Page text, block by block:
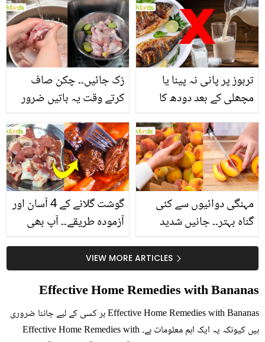
بنانے کے چند قدرتی طریقے
انگیز طبی فوائد
رُک جائیں۔۔ چکن صاف
کرتے وقت یہ باتیں ضرور
تربوز پر پانی نہ پینا یا
مچھلی کے بعد دودھ کا
سے متعلق غلط فہمیوں کی
حقیقت کیا ہے اور افواہ
کیا؟
گوشت گلانے کے 4 آسان اور
آزمودہ طریقے۔۔ آپ بھی
بتائے راز
مہنگی دوائیوں سے کئی
گناہ بہتر۔۔ جانیں شدید
کیوں کھانا چاہیے؟ VIEW MORE ARTICLES
Effective Home Remedies with Bananas
Effective Home Remedies with Bananas ہر کسی کے لیے جاننا ضروری
ہیں کیونکہ یہ ایک اہم معلومات ہے۔ Effective Home Remedies with